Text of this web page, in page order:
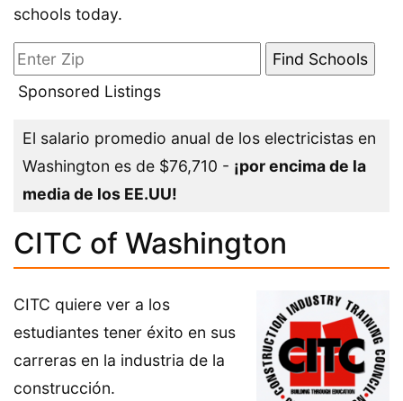
schools today.
Sponsored Listings
El salario promedio anual de los electricistas en
Washington es de $76,710 - ¡por encima de la
media de los EE.UU!
CITC of Washington
CITC quiere ver a los
estudiantes tener éxito en sus
carreras en la industria de la
construcción.